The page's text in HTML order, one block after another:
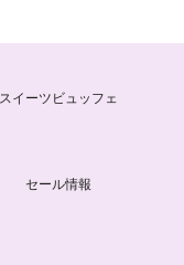
スイーツビュッフェ
セール情報